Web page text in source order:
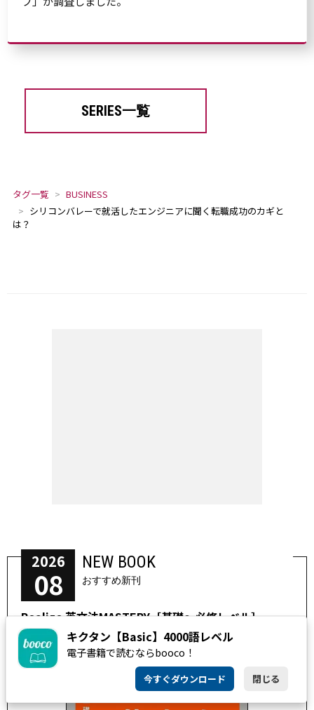
SERIES一覧
タグ一覧
BUSINESS
シリコンバレーで就活したエンジニアに聞く転職成功のカギと
は？
2026
08
NEW BOOK
おすすめ新刊
Realize 英文法MASTERY［基礎～必修レベル］
キクタン【Basic】4000語レベル
電子書籍で読むならbooco！
今すぐダウンロード 閉じる